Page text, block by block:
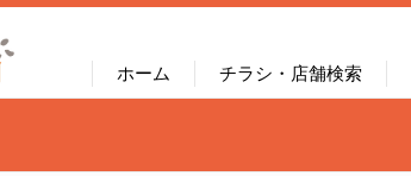
ホーム チラシ・店舗検索